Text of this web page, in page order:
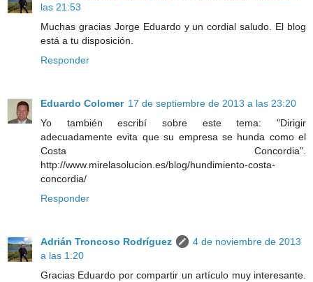
las 21:53
Muchas gracias Jorge Eduardo y un cordial saludo. El blog
está a tu disposición.
Responder
Eduardo Colomer 17 de septiembre de 2013 a las 23:20
Yo también escribí sobre este tema: "Dirigir
adecuadamente evita que su empresa se hunda como el
Costa Concordia".
http://www.mirelasolucion.es/blog/hundimiento-costa-
concordia/
Responder
Adrián Troncoso Rodríguez
4 de noviembre de 2013
a las 1:20
Gracias Eduardo por compartir un artículo muy interesante.